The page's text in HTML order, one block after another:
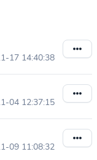
17 14:40:38
04 12:37:15
09 11:08:32